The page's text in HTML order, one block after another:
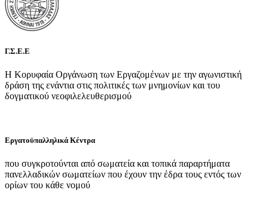
Γ.Σ.Ε.Ε
Η Κορυφαία Οργάνωση των Εργαζομένων με την αγωνιστική
δράση της ενάντια στις πολιτικές των μνημονίων και του
δογματικού νεοφιλελευθερισμού
Εργατοϋπαλληλικά Κέντρα
που συγκροτούνται από σωματεία και τοπικά παραρτήματα
πανελλαδικών σωματείων που έχουν την έδρα τους εντός των
ορίων του κάθε νομού